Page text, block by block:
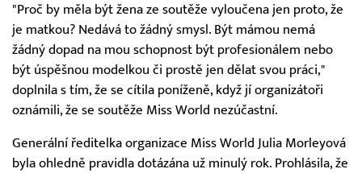
"Proč by měla být žena ze soutěže vyloučena jen proto, že
je matkou? Nedává to žádný smysl. Být mámou nemá
žádný dopad na mou schopnost být profesionálem nebo
být úspěšnou modelkou či prostě jen dělat svou práci,"
doplnila s tím, že se cítila poníženě, když jí organizátoři
oznámili, že se soutěže Miss World nezúčastní.
Generální ředitelka organizace Miss World Julia Morleyová
byla ohledně pravidla dotázána už minulý rok. Prohlásila, že